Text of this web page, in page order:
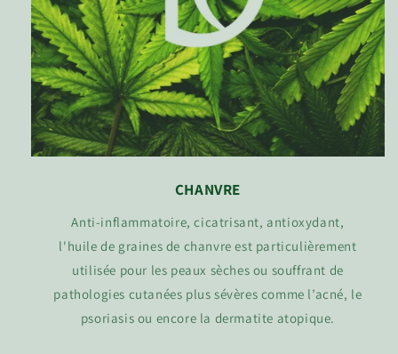
CHANVRE
Anti-inflammatoire, cicatrisant, antioxydant,
l'huile de graines de chanvre est particulièrement
utilisée pour les peaux sèches ou souffrant de
pathologies cutanées plus sévères comme l’acné, le
psoriasis ou encore la dermatite atopique.